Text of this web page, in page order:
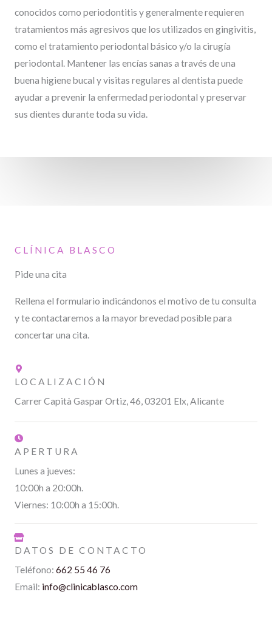
conocidos como periodontitis y generalmente requieren
tratamientos más agresivos que los utilizados en gingivitis,
como el tratamiento periodontal básico y/o la cirugía
periodontal. Mantener las encías sanas a través de una
buena higiene bucal y visitas regulares al dentista puede
ayudar a prevenir la enfermedad periodontal y preservar
sus dientes durante toda su vida.
CLÍNICA BLASCO
Pide una cita
Rellena el formulario indicándonos el motivo de tu consulta
y te contactaremos a la mayor brevedad posible para
concertar una cita.
LOCALIZACIÓN
Carrer Capità Gaspar Ortiz, 46, 03201 Elx, Alicante
APERTURA
Lunes a jueves:
10:00h a 20:00h.
Viernes: 10:00h a 15:00h.
DATOS DE CONTACTO
Teléfono: 662 55 46 76
Email: info@clinicablasco.com